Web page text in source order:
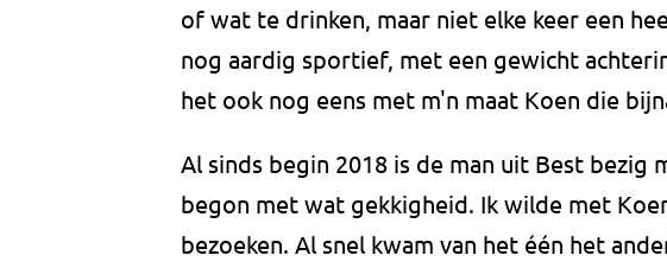
of wat te drinken, maar niet elke keer een
nog aardig sportief, met een gewicht
het ook nog eens met m'n maat Koen die
Al sinds begin 2018 is de man uit Best bezig
begon met wat gekkigheid. Ik wilde met
bezoeken. Al snel kwam van het één het